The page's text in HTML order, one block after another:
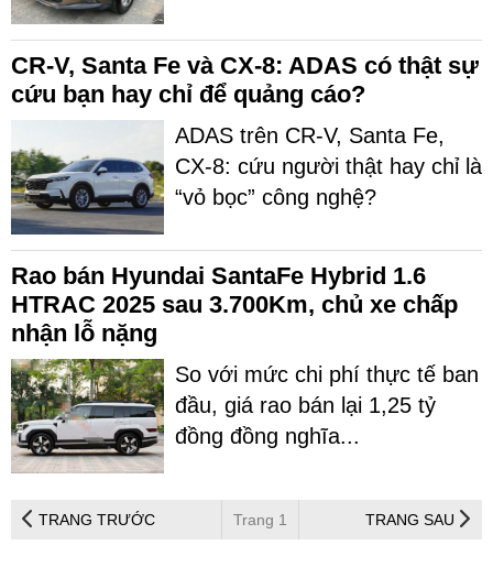
CR-V, Santa Fe và CX-8: ADAS có thật sự
cứu bạn hay chỉ để quảng cáo?
ADAS trên CR-V, Santa Fe,
CX-8: cứu người thật hay chỉ là
“vỏ bọc” công nghệ?
Rao bán Hyundai SantaFe Hybrid 1.6
HTRAC 2025 sau 3.700Km, chủ xe chấp
nhận lỗ nặng
So với mức chi phí thực tế ban
đầu, giá rao bán lại 1,25 tỷ
đồng đồng nghĩa...
TRANG TRƯỚC Trang 1 TRANG SAU